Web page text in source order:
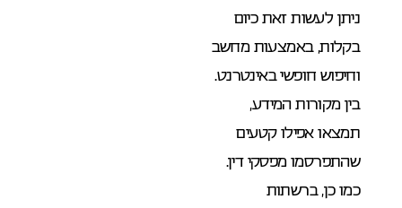
ניתן לעשות זאת כיום
בקלות, באמצעות מחשב
וחיפוש חופשי באינטרנט.
בין מקורות המידע,
תמצאו אפילו קטעים
שהתפרסמו מפסקי דין.
כמו כן, ברשתות